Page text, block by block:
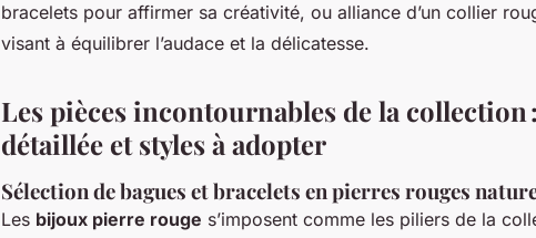
bracelets pour affirmer sa créativité, ou alliance d’un collier
visant à équilibrer l’audace et la délicatesse.
Les pièces incontournables de la collection
détaillée et styles à adopter
Sélection de bagues et bracelets en pierres rouges
Les bijoux pierre rouge s’imposent comme les piliers de la